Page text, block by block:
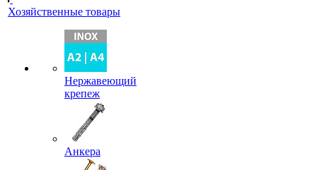
Хозяйственные товары
Нержавеющий
крепеж
Анкера